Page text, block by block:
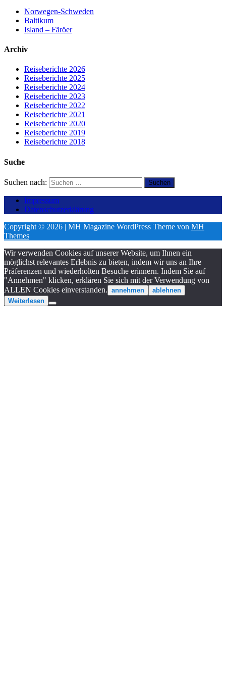
Norwegen-Schweden
Baltikum
Island – Färöer
Archiv
Reiseberichte 2026
Reiseberichte 2025
Reiseberichte 2024
Reiseberichte 2023
Reiseberichte 2022
Reiseberichte 2021
Reiseberichte 2020
Reiseberichte 2019
Reiseberichte 2018
Suche
Suchen nach:
Impressum
Datenschutzerklärung
Copyright © 2026 | MH Magazine WordPress Theme von MH
Themes
Wir verwenden Cookies auf unserer Website, um Ihnen ein
möglichst relevantes Erlebnis zu bieten, indem wir uns an Ihre
Präferenzen und wiederholten Besuche erinnern. Indem Sie auf
"Annehmen" klicken, erklären Sie sich mit der Verwendung von
ALLEN Cookies einverstanden. annehmen
ablehnen
Weiterlesen